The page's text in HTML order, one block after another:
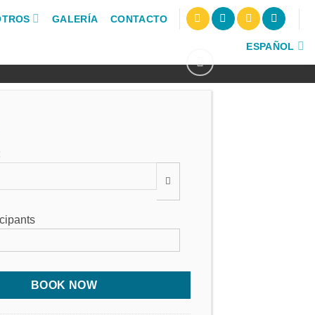
GALERÍA CONTACTO
ESPAÑOL
BOOK NOW